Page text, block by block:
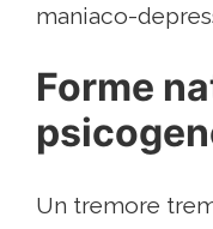
maniaco-
Forme
Un tremore